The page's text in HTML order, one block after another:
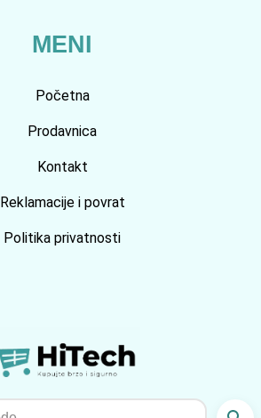
MENI
Početna
Prodavnica
Kontakt
Reklamacije i povrat
Politika privatnosti